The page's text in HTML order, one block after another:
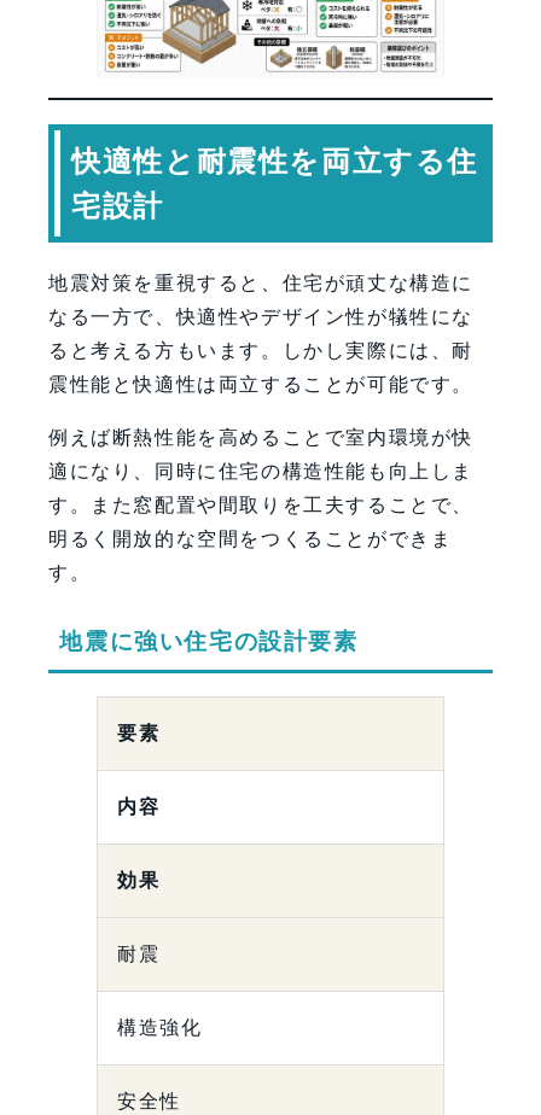
快適性と耐震性を両立する住
宅設計
地震対策を重視すると、住宅が頑丈な構造に
なる一方で、快適性やデザイン性が犠牲にな
ると考える方もいます。しかし実際には、耐
震性能と快適性は両立することが可能です。
例えば断熱性能を高めることで室内環境が快
適になり、同時に住宅の構造性能も向上しま
す。また窓配置や間取りを工夫することで、
明るく開放的な空間をつくることができま
す。
地震に強い住宅の設計要素
要素
内容
効果
耐震
構造強化
安全性